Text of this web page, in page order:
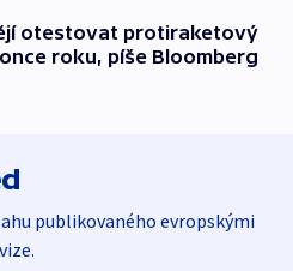
otestovat protiraketový
roku, píše Bloomberg
publikovaného evropskými